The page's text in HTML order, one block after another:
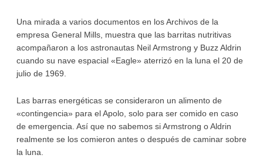
Una mirada a varios documentos en los Archivos de la
empresa General Mills, muestra que las barritas nutritivas
acompañaron a los astronautas Neil Armstrong y Buzz Aldrin
cuando su nave espacial «Eagle» aterrizó en la luna el 20 de
julio de 1969.
Las barras energéticas se consideraron un alimento de
«contingencia» para el Apolo, solo para ser comido en caso
de emergencia. Así que no sabemos si Armstrong o Aldrin
realmente se los comieron antes o después de caminar sobre
la luna.